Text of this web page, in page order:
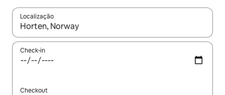
Localização
Quando os resultados estiverem disponíveis, explore-os
Check-in
Checkout